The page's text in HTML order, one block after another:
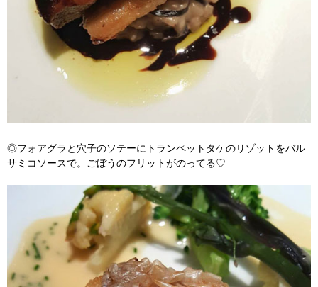
◎フォアグラと穴子のソテーにトランペットタケのリゾットをバル
サミコソースで。ごぼうのフリットがのってる♡